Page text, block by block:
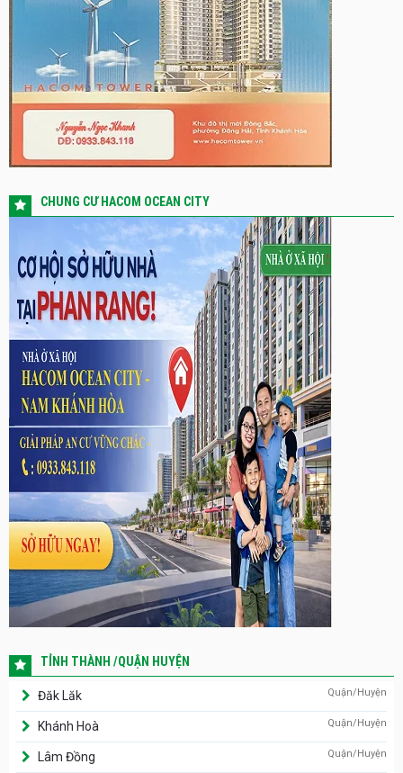
CHUNG CƯ HACOM OCEAN CITY
TỈNH THÀNH /QUẬN HUYỆN
Đăk Lăk Quận/Huyện
Khánh Hoà Quận/Huyện
Lâm Đồng Quận/Huyện